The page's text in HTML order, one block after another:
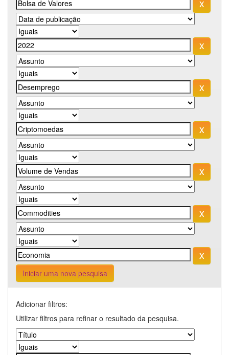
Iniciar uma nova pesquisa
Adicionar filtros:
Utilizar filtros para refinar o resultado da pesquisa.